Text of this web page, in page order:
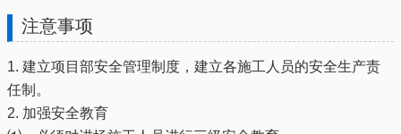
注意事项
1. 建立项目部安全管理制度，建立各施工人员的安全生产责
任制。
2. 加强安全教育